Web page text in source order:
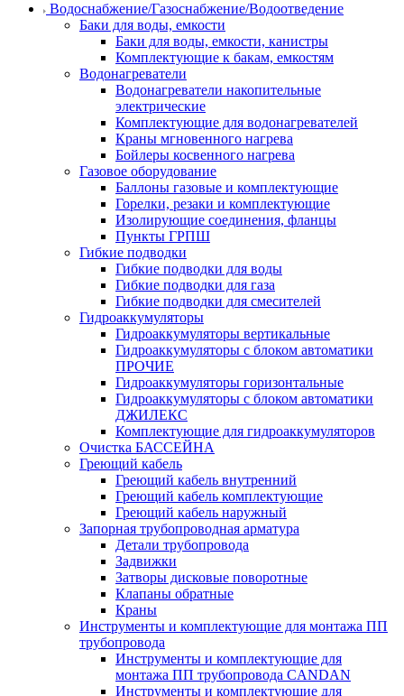
Водоснабжение/Газоснабжение/Водоотведение
Баки для воды, емкости
Баки для воды, емкости, канистры
Комплектующие к бакам, емкостям
Водонагреватели
Водонагреватели накопительные
электрические
Комплектующие для водонагревателей
Краны мгновенного нагрева
Бойлеры косвенного нагрева
Газовое оборудование
Баллоны газовые и комплектующие
Горелки, резаки и комплектующие
Изолирующие соединения, фланцы
Пункты ГРПШ
Гибкие подводки
Гибкие подводки для воды
Гибкие подводки для газа
Гибкие подводки для смесителей
Гидроаккумуляторы
Гидроаккумуляторы вертикальные
Гидроаккумуляторы с блоком автоматики
ПРОЧИЕ
Гидроаккумуляторы горизонтальные
Гидроаккумуляторы с блоком автоматики
ДЖИЛЕКС
Комплектующие для гидроаккумуляторов
Очистка БАССЕЙНА
Греющий кабель
Греющий кабель внутренний
Греющий кабель комплектующие
Греющий кабель наружный
Запорная трубопроводная арматура
Детали трубопровода
Задвижки
Затворы дисковые поворотные
Клапаны обратные
Краны
Инструменты и комплектующие для монтажа ПП
трубопровода
Инструменты и комплектующие для
монтажа ПП трубопровода CANDAN
Инструменты и комплектующие для